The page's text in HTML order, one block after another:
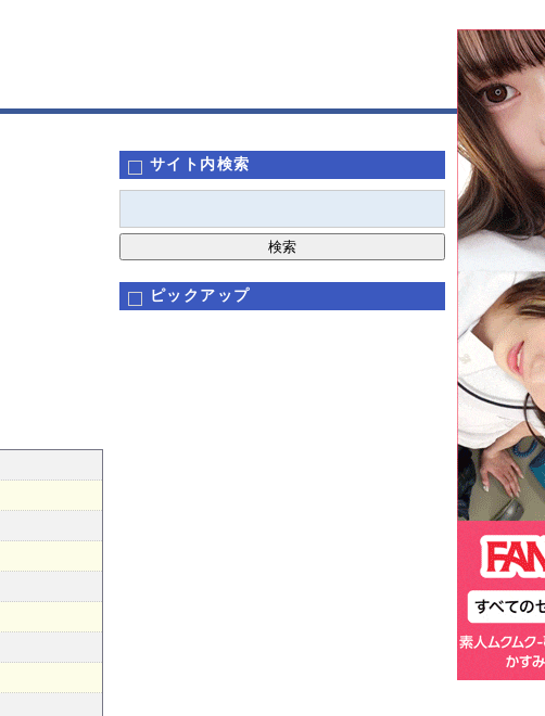
サイト内検索
ピックアップ